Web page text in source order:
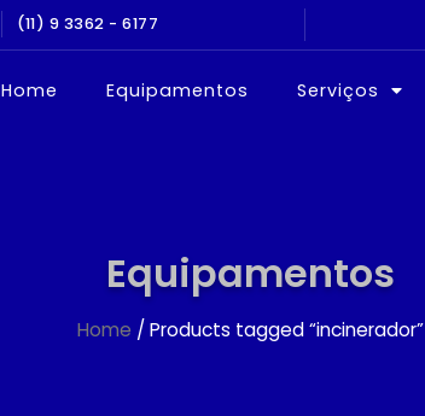
(11) 9 3362 - 6177
Home Equipamentos Serviços
Equipamentos
Home / Products tagged “incinerador”